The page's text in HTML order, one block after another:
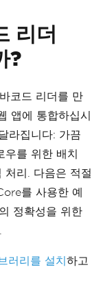
리더
?
코드 리더를 만
앱에 통합하십시
라집니다: 가끔
를 위한 배치
처리. 다음은 적절
를 사용한 예
정확성을 위한
러리를 설치 하고